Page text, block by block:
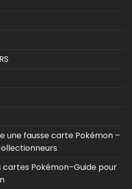
une fausse carte Pokémon –
Pokémon–Guide pour